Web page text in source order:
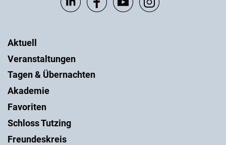
Aktuell
Veranstaltungen
Tagen & Übernachten
Akademie
Favoriten
Schloss Tutzing
Freundeskreis